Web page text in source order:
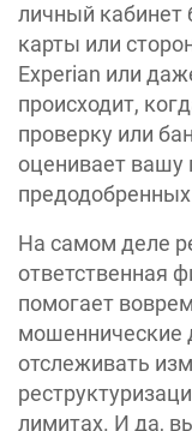
личный кабинет
карты или
Experian или
происходит,
проверку или
оценивает вашу
На самом деле
ответственная
помогает
мошеннические
отслеживать
лимитах. И да,